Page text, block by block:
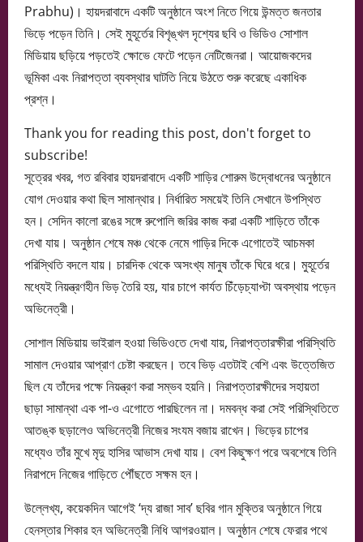
Prabhu)। হায়দরাবাদে একটি অনুষ্ঠানে অংশ নিতে গিয়ে উন্মত্ত জনতার
ভিড়ে পড়েন তিনি। সেই মুহূর্তের বিশৃঙ্খল দৃশ্যের ছবি ও ভিডিও সোশাল
মিডিয়ায় ছড়িয়ে পড়তেই ক্ষোভে ফেটে পড়েন নেটিজেনরা। আয়োজকদের
ভূমিকা এবং নিরাপত্তা ব্যবস্থার ঘাটতি নিয়ে উঠতে শুরু করেছে একাধিক
প্রশ্ন।
Thank you for reading this post, don't forget to
subscribe!
সূত্রের খবর, গত রবিবার হায়দরাবাদে একটি শাড়ির শোরুম উদ্বোধনের অনুষ্ঠানে
যোগ দেওয়ার কথা ছিল সামান্থার। নির্ধারিত সময়েই তিনি সেখানে উপস্থিত
হন। সেদিন কালো রঙের সঙ্গে রুপোলি জরির কাজ করা একটি শাড়িতে তাঁকে
দেখা যায়। অনুষ্ঠান শেষে মঞ্চ থেকে নেমে গাড়ির দিকে এগোতেই আচমকা
পরিস্থিতি বদলে যায়। চারদিক থেকে অসংখ্য মানুষ তাঁকে ঘিরে ধরে। মুহূর্তের
মধ্যেই নিয়ন্ত্রণহীন ভিড় তৈরি হয়, যার চাপে কার্যত চিঁড়েচ্যাপ্টা অবস্থায় পড়েন
অভিনেত্রী।
সোশাল মিডিয়ায় ভাইরাল হওয়া ভিডিওতে দেখা যায়, নিরাপত্তারক্ষীরা পরিস্থিতি
সামাল দেওয়ার আপ্রাণ চেষ্টা করছেন। তবে ভিড় এতটাই বেশি এবং উত্তেজিত
ছিল যে তাঁদের পক্ষে নিয়ন্ত্রণ করা সম্ভব হয়নি। নিরাপত্তারক্ষীদের সহায়তা
ছাড়া সামান্থা এক পা-ও এগোতে পারছিলেন না। দমবন্ধ করা সেই পরিস্থিতিতে
আতঙ্ক ছড়ালেও অভিনেত্রী নিজের সংযম বজায় রাখেন। ভিড়ের চাপের
মধ্যেও তাঁর মুখে মৃদু হাসির আভাস দেখা যায়। বেশ কিছুক্ষণ পরে অবশেষে তিনি
নিরাপদে নিজের গাড়িতে পৌঁছতে সক্ষম হন।
উল্লেখ্য, কয়েকদিন আগেই ‘দ্য রাজা সাব’ ছবির গান মুক্তির অনুষ্ঠানে গিয়ে
হেনস্তার শিকার হন অভিনেত্রী নিধি আগরওয়াল। অনুষ্ঠান শেষে ফেরার পথে